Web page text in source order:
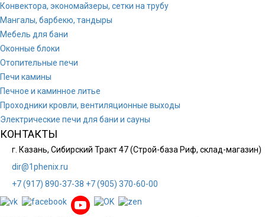
Конвектора, экономайзеры, сетки на трубу
Мангалы, барбекю, тандыры
Мебель для бани
Оконные блоки
Отопительные печи
Печи камины
Печное и каминное литье
Проходники кровли, вeнтиляционные выходы
Электрические печи для бани и сауны
КОНТАКТЫ
г. Казань, Сибирский Тракт 47 (Строй-база Риф, склад-магазин)
dir@1phenix.ru
+7 (917) 890-37-38 +7 (905) 370-60-00